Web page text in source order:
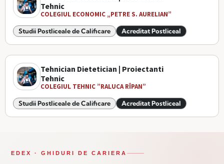
Tehnic
COLEGIUL ECONOMIC „PETRE S. AURELIAN”
Studii Postliceale de Calificare Acreditat Postliceal
Tehnician Dietetician | Proiectanti
Tehnic
COLEGIUL TEHNIC ”RALUCA RÎPAN”
Studii Postliceale de Calificare Acreditat Postliceal
EDEX · GHIDURI DE CARIERA